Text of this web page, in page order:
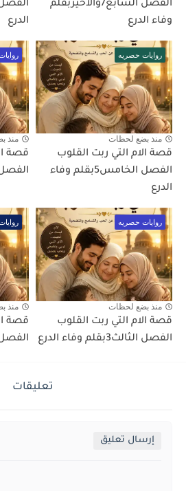
الفصل السابع7والاخيربقلم
وفاء الدرع
الدرع
روايات حصريه
منذ بضع لحظات
قصة الام التي ربت القلوب
الفصل الخامس5بقلم وفاء
الدرع
منذ
قصة
الفصل
روايات حصريه
منذ بضع لحظات
قصة الام التي ربت القلوب
الفصل الثالث3بقلم وفاء الدرع
منذ
قصة
الفصل
تعليقات
إرسال تعليق